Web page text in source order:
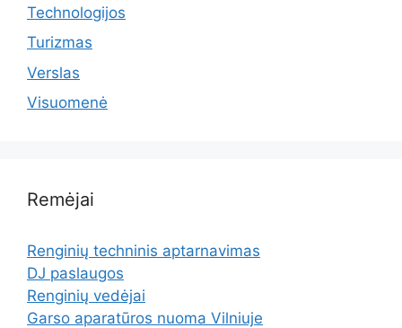
Technologijos
Turizmas
Verslas
Visuomenė
Remėjai
Renginių techninis aptarnavimas
DJ paslaugos
Renginių vedėjai
Garso aparatūros nuoma Vilniuje